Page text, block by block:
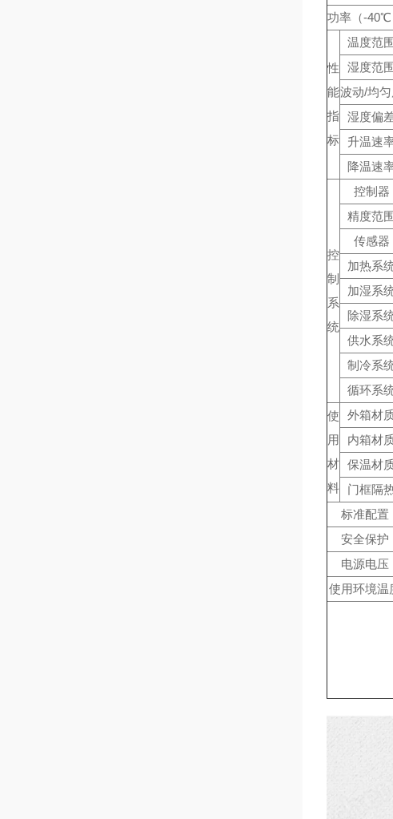
功率（-40℃
性
能
指
标
温度范围
湿度范围
波动/均
湿度偏
升温速
降温速
控
制
系
统
控制器
精度范围
传感器
加热系
加湿系
除湿系
供水系
制冷系
循环系
使
用
材
料
外箱材
内箱材
保温材
门框隔
标准配置
安全保护
电源电压
使用环境温